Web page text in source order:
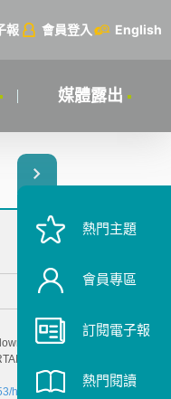
報 會員登入 English
媒體露出
on
hollywood-
熱門主題
會員專區
訂閱電子報
熱門閱讀